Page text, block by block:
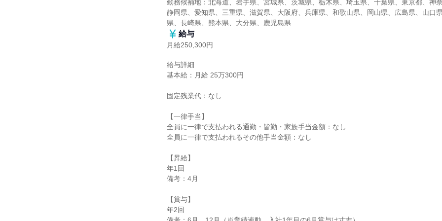
勤務候補地：北海道、岩手県、宮城県、茨城県、栃木県、埼玉県、千葉県、東京都、神奈
静岡県、愛知県、三重県、滋賀県、大阪府、兵庫県、和歌山県、岡山県、広島県、山口
県、長崎県、熊本県、大分県、鹿児島県
給与
月給250,300円
給与詳細
基本給：月給 25万300円
固定残業代：なし
【一律手当】
全員に一律で支払われる通勤・皆勤・家族手当金額：なし
全員に一律で支払われるその他手当金額：なし
【昇給】
年1回
備考：4月
【賞与】
年2回